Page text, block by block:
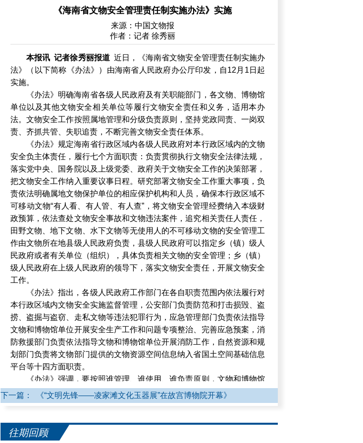
《海南省文物安全管理责任制实施办法》实施
来源：中国文物报
作者：记者 徐秀丽
本报讯 记者徐秀丽报道近日，《海南省文物安全管理责任制实施办
法》（以下简称《办法》）由海南省人民政府办公厅印发，自12月1日起
实施。
《办法》明确海南省各级人民政府及有关职能部门，各文物、博物馆
单位以及其他文物安全相关单位等履行文物安全责任和义务，适用本办
法。文物安全工作按照属地管理和分级负责原则，坚持党政同责、一岗双
责、齐抓共管、失职追责，不断完善文物安全责任体系。
《办法》规定海南省行政区域内各级人民政府对本行政区域内的文物
安全负主体责任，履行七个方面职责：负责贯彻执行文物安全法律法规，
落实党中央、国务院以及上级党委、政府关于文物安全工作的决策部署，
把文物安全工作纳入重要议事日程。研究部署文物安全工作重大事项，负
责依法明确属地文物保护单位的相应保护机构和人员，确保本行政区域不
可移动文物“有人看、有人管、有人查”，将文物安全管理经费纳入本级财
政预算，依法查处文物安全事故和文物违法案件，追究相关责任人责任，
田野文物、地下文物、水下文物等无使用人的不可移动文物的安全管理工
作由文物所在地县级人民政府负责，县级人民政府可以指定乡（镇）级人
民政府或者有关单位（组织），具体负责相关文物的安全管理；乡（镇）
级人民政府在上级人民政府的领导下，落实文物安全责任，开展文物安全
工作。
《办法》指出，各级人民政府工作部门在各自职责范围内依法履行对
本行政区域内文物安全实施监督管理，公安部门负责防范和打击损毁、盗
捞、盗掘与盗窃、走私文物等违法犯罪行为，应急管理部门负责依法指导
文物和博物馆单位开展安全生产工作和问题专项整治、完善应急预案，消
防救援部门负责依法指导文物和博物馆单位开展消防工作，自然资源和规
划部门负责将文物部门提供的文物资源空间信息纳入省国土空间基础信息
平台等十四方面职责。
《办法》强调，要按照谁管理、谁使用、谁负责原则，文物和博物馆
单位对本单位文物安全负全面责任；考古发掘、文物保护等工程项目实施
单位的主要负责人是项目实施期间和项目业务范围内的文物安全直接责任
的安全管理设施设备，加强日常巡查和问题整改，严防文物安全事故发
生；其他机关、组织和个人依法履行文物安全责任和义务，鼓励社会公众
下一篇： 《“文明先锋——凌家滩文化玉器展”在故宫博物院开幕》
往期回顾